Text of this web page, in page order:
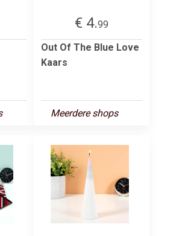
€ 4.99
Out Of The Blue Love
Kaars
Meerdere shops